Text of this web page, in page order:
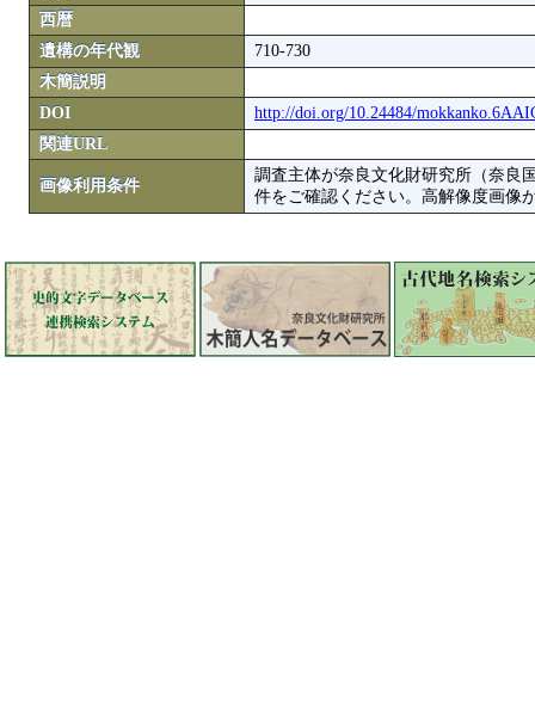
西暦
遺構の年代観
710-730
木簡説明
DOI
http://doi.org/10.24484/
関連URL
画像利用条件
調査主体が奈良文化財研究所（奈良
件をご確認ください。高解像度画像